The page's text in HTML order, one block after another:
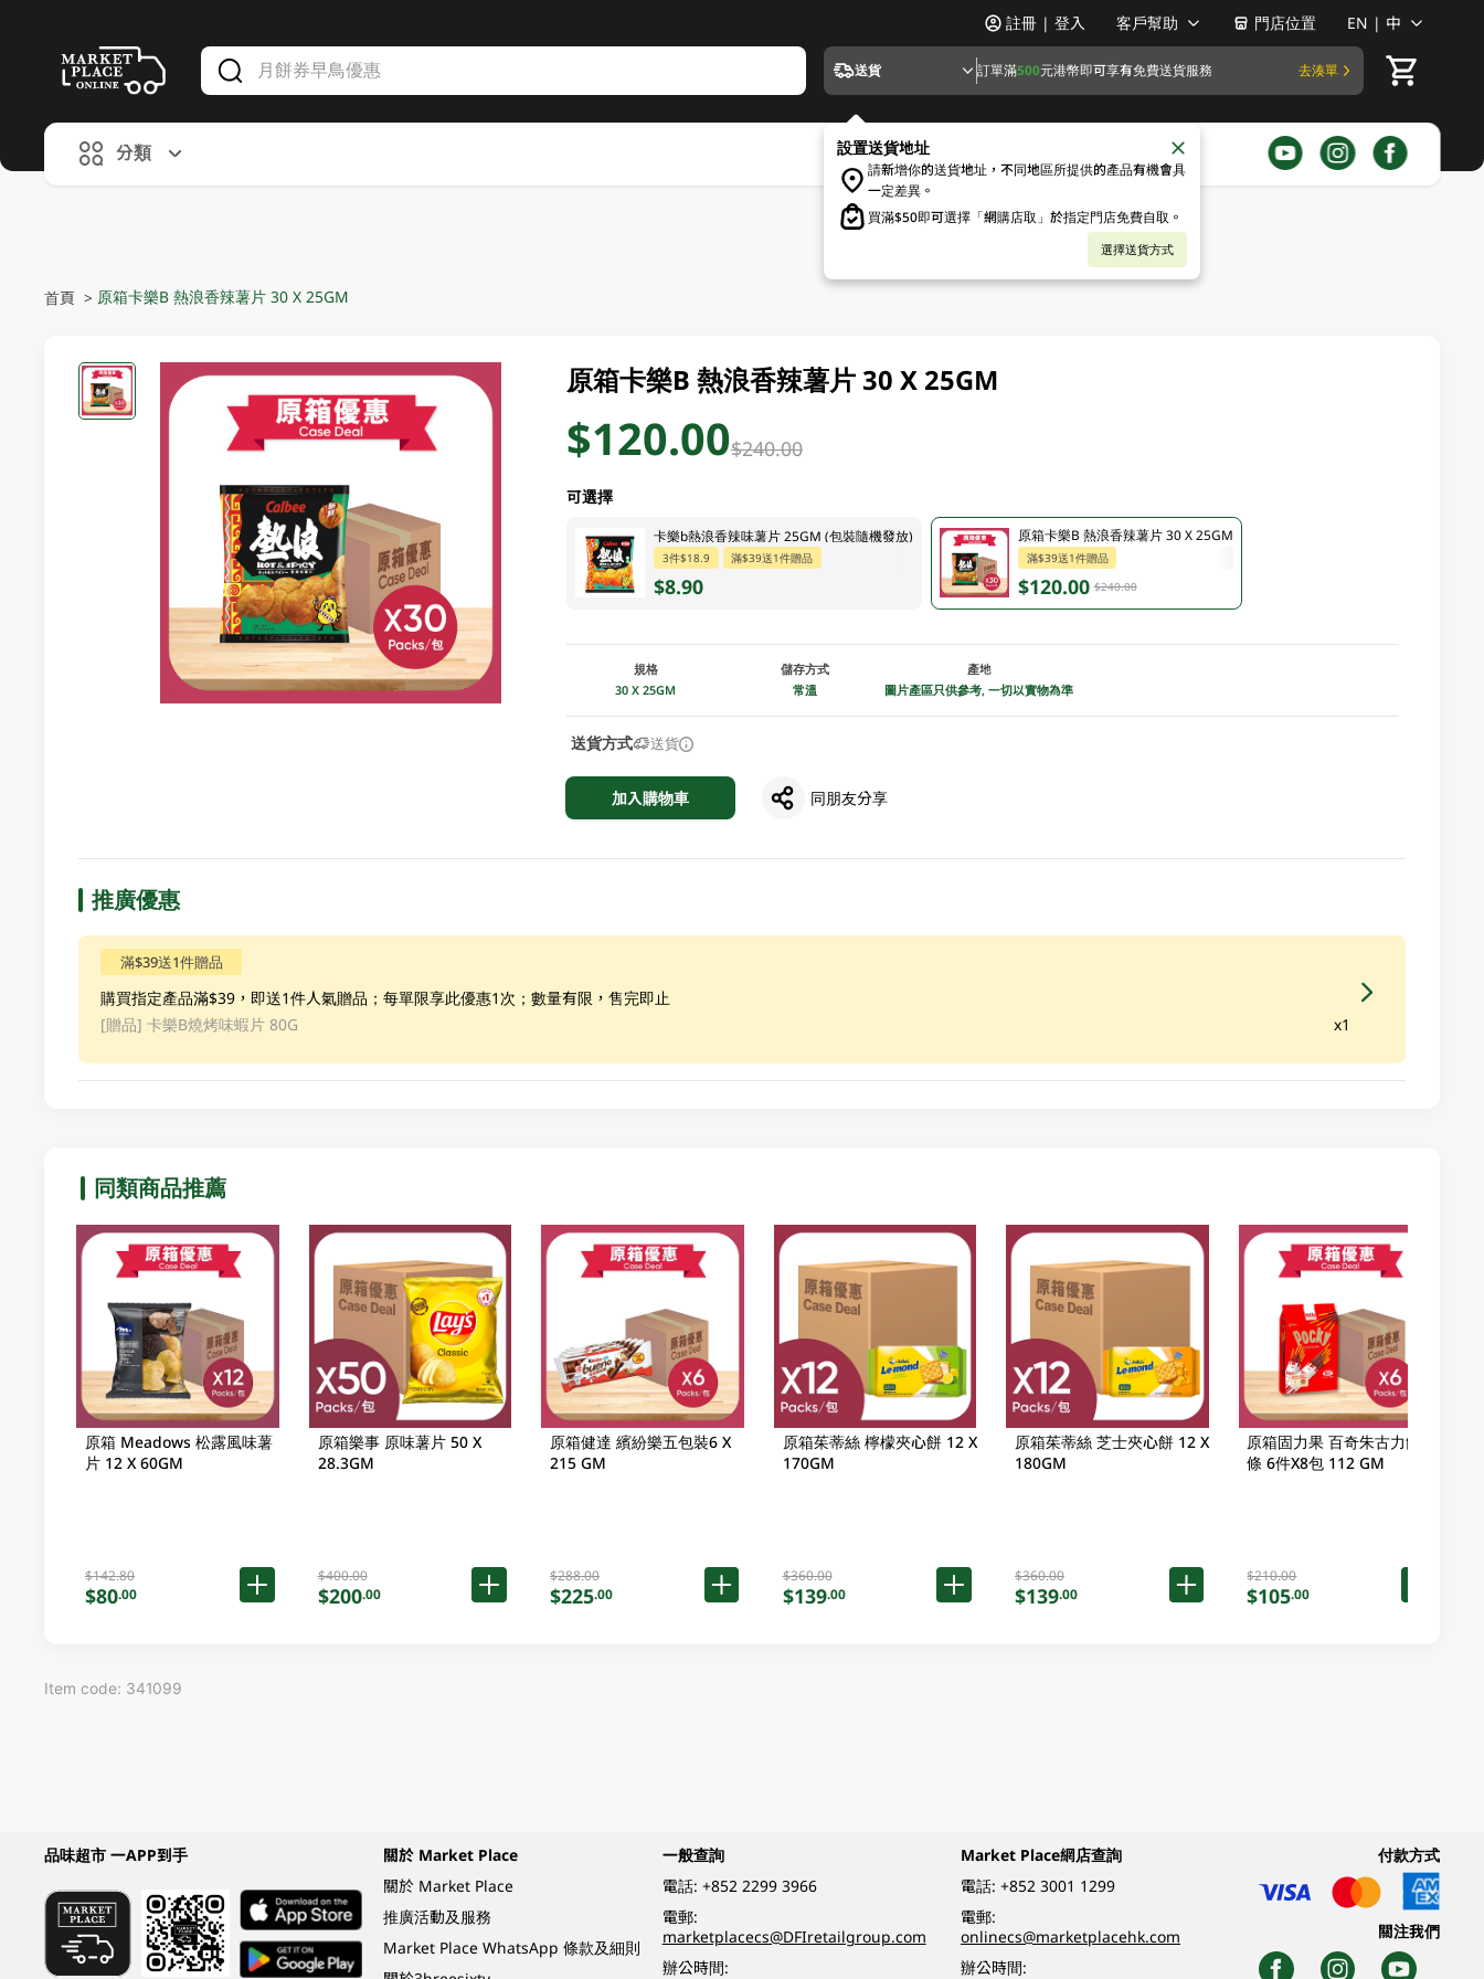
alid Until 30 June 2026
註冊 | 登入 客戶幫助 門店位置 EN | 中
送貨 訂單滿500元港幣即可享有免費送貨服務 去湊單
設置送貨地址
請新增你的送貨地址，不同地區所提供的產品有機會具
一定差異。
買滿$50即可選擇「網購店取」於指定門店免費自取。
選擇送貨方式
分類
首頁 > 原箱卡樂B 熱浪香辣薯片 30 X 25GM
原箱卡樂B 熱浪香辣薯片 30 X 25GM
$120.00$240.00
可選擇
卡樂b熱浪香辣味薯片 25GM (包裝隨機發放)
3件$18.9 滿$39送1件贈品
$8.90
原箱卡樂B 熱浪香辣薯片 30 X 25GM
滿$39送1件贈品
$120.00 $240.00
規格
30 X 25GM
儲存方式
常溫
產地
圖片產區只供參考, 一切以實物為準
送貨方式 送貨
加入購物車 同朋友分享
推廣優惠
滿$39送1件贈品
購買指定產品滿$39，即送1件人氣贈品；每單限享此優惠1次；數量有限，售完即止
[贈品] 卡樂B燒烤味蝦片 80G x1
同類商品推薦
原箱 Meadows 松露風味薯
片 12 X 60GM
$142.80
$80.00
原箱樂事 原味薯片 50 X
28.3GM
$400.00
$200.00
原箱健達 繽紛樂五包裝6 X
215 GM
$288.00
$225.00
原箱茱蒂絲 檸檬夾心餅 12 X
170GM
$360.00
$139.00
原箱茱蒂絲 芝士夾心餅 12 X
180GM
$360.00
$139.00
原箱固力果 百奇朱古力餅乾
條 6件X8包 112 GM
$210.00
$105.00
Item code: 341099
品味超市 一APP到手
關於 Market Place
關於 Market Place
推廣活動及服務
Market Place WhatsApp 條款及細則
一般查詢
電話: +852 2299 3966
電郵:
marketplacecs@DFIretailgroup.com
辦公時間:
Market Place網店查詢
電話:+852 3001 1299
電郵:
onlinecs@marketplacehk.com
辦公時間:
付款方式
關注我們